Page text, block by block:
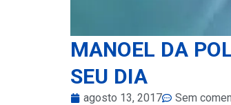
MANOEL DA
SEU DIA
agosto 13, 2017 Sem